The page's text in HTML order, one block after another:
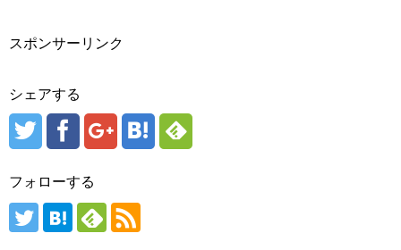
スポンサーリンク
シェアする
フォローする